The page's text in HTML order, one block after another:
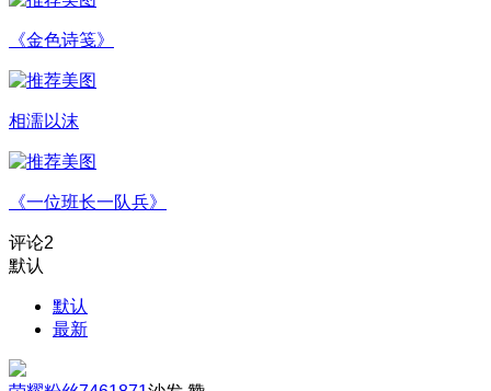
《金色诗笺》
相濡以沫
《一位班长一队兵》
评论2
默认
默认
最新